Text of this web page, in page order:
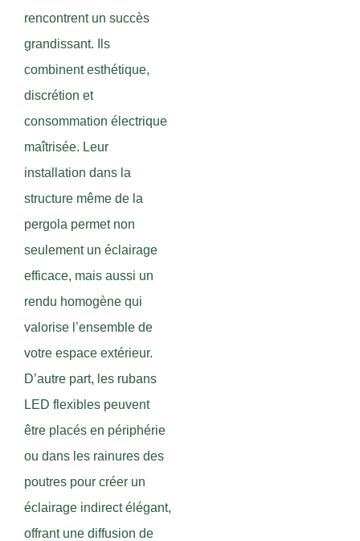
rencontrent un succès
grandissant. Ils
combinent esthétique,
discrétion et
consommation électrique
maîtrisée. Leur
installation dans la
structure même de la
pergola permet non
seulement un éclairage
efficace, mais aussi un
rendu homogène qui
valorise l’ensemble de
votre espace extérieur.
D’autre part, les rubans
LED flexibles peuvent
être placés en périphérie
ou dans les rainures des
poutres pour créer un
éclairage indirect élégant,
offrant une diffusion de